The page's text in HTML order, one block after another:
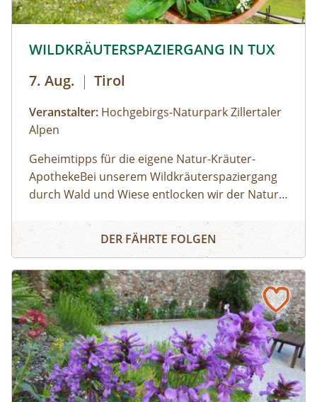
© © Hochgebirgs-Naturpark Zillertaler Alpen
WILDKRÄUTERSPAZIERGANG IN TUX
7. Aug. | Tirol
Veranstalter: Hochgebirgs-Naturpark Zillertaler
Alpen
Geheimtipps für die eigene Natur-Kräuter-
ApothekeBei unserem Wildkräuterspaziergang
durch Wald und Wiese entlocken wir der Natur
der Alpenkräuter. Diese tolle Natur-Apotheke ist
vor unserer Haustür. Der richtige
bestimmt. Zu jeder Zeit sind wahre Schätze zu fi
nden. Wir besprechen altes Wissen von
Kräutern, Baum-Harzen und Wurzeln und
entdecken die vielfältigen Anwendungs- und
Verarbeitungsmöglichkeiten. Vom Treffpunkt
aus geht´s in Richtung Bichlalm.BUCH-TIPP:
Gottfried Hochgruber: Heilkräuter, Die
WILDKRÄUTERSPAZIERGANG IN TUX
DER FÄHRTE FOLGEN